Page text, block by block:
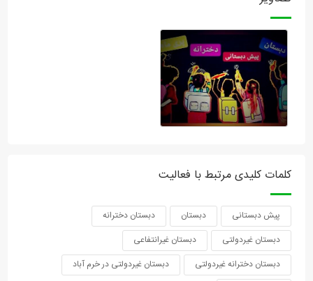
کلمات کلیدی مرتبط با فعالیت
پیش دبستانی دبستان
دبستان دخترانه
دبستان غیردولتی
دبستان غیرانتفاعی
دبستان دخترانه غیردولتی
دبستان غیردولتی در خرم آباد